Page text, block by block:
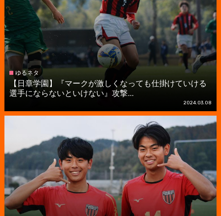
ゆるネタ
【日章学園】『マークが激しくなっても仕掛けていける
選手にならないといけない』攻撃...
2024.03.08